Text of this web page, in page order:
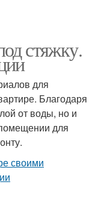
стяжку.
для
Благодаря
от воды, но и
для